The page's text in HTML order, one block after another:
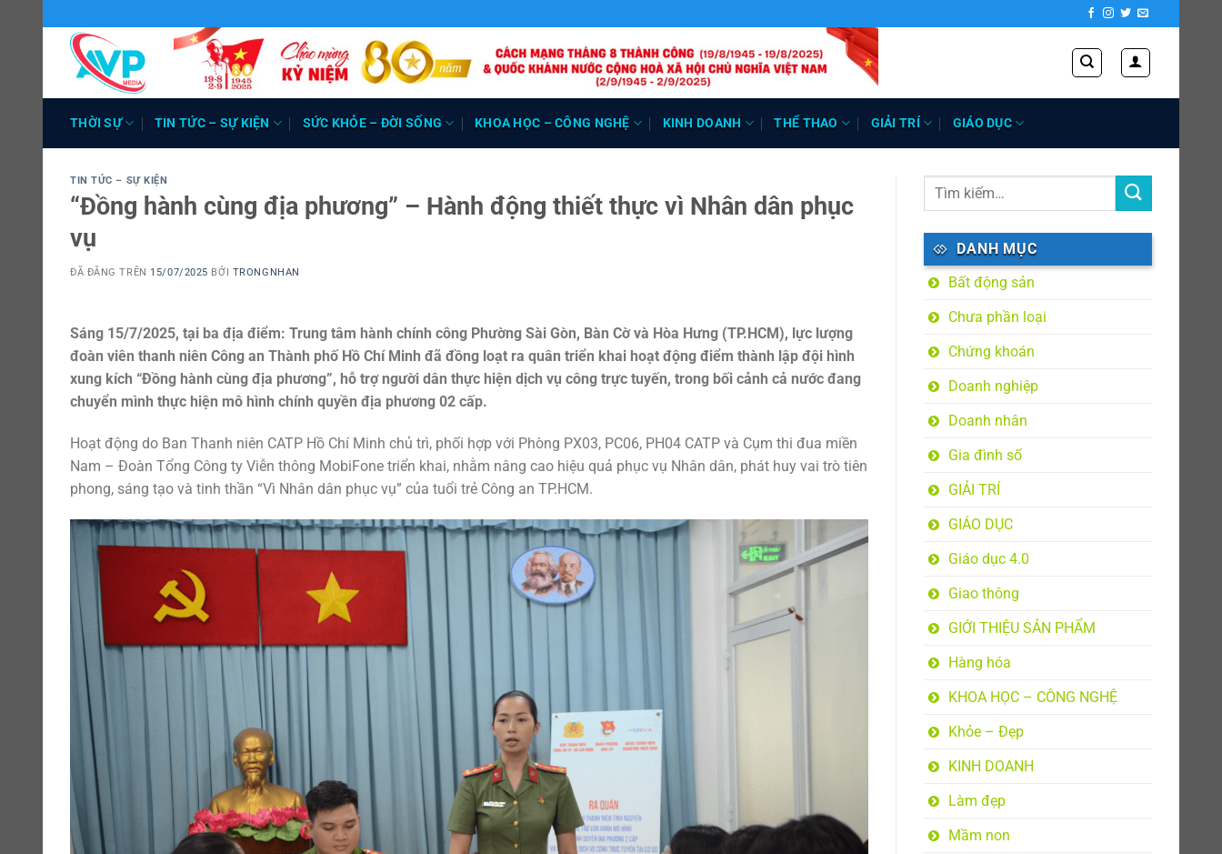
đến
THỜI SỰ TIN TỨC – SỰ KIỆN SỨC KHỎE – ĐỜI SỐNG KHOA HỌC – CÔNG NGHỆ KINH DOANH THỂ THAO GIẢI TRÍ GIÁO DỤC
TIN TỨC – SỰ KIỆN
“Đồng hành cùng địa phương” – Hành động thiết thực vì Nhân dân phục
vụ
ĐÃ ĐĂNG TRÊN 15/07/2025 BỞI TRONGNHAN
Sáng 15/7/2025, tại ba địa điểm: Trung tâm hành chính công Phường Sài Gòn, Bàn Cờ và Hòa Hưng (TP.HCM), lực lượng
đoàn viên thanh niên Công an Thành phố Hồ Chí Minh đã đồng loạt ra quân triển khai hoạt động điểm thành lập đội hình
xung kích “Đồng hành cùng địa phương”, hỗ trợ người dân thực hiện dịch vụ công trực tuyến, trong bối cảnh cả nước đang
chuyển mình thực hiện mô hình chính quyền địa phương 02 cấp.
Hoạt động do Ban Thanh niên CATP Hồ Chí Minh chủ trì, phối hợp với Phòng PX03, PC06, PH04 CATP và Cụm thi đua miền
Nam – Đoàn Tổng Công ty Viễn thông MobiFone triển khai, nhằm nâng cao hiệu quả phục vụ Nhân dân, phát huy vai trò tiên
phong, sáng tạo và tinh thần “Vì Nhân dân phục vụ” của tuổi trẻ Công an TP.HCM.
DANH MỤC
Bất động sản
Chưa phần loại
Chứng khoán
Doanh nghiệp
Doanh nhân
Gia đình số
GIẢI TRÍ
GIÁO DỤC
Giáo dục 4.0
Giao thông
GIỚI THIỆU SẢN PHẨM
Hàng hóa
KHOA HỌC – CÔNG NGHỆ
Khỏe – Đẹp
KINH DOANH
Làm đẹp
Mầm non